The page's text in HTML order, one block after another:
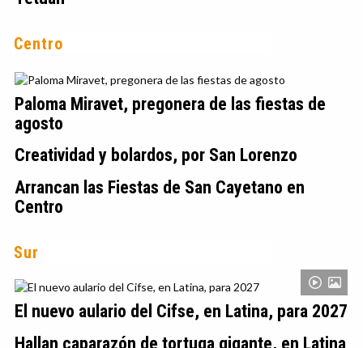
Centro
Paloma Miravet, pregonera de las fiestas de
agosto
Creatividad y bolardos, por San Lorenzo
Arrancan las Fiestas de San Cayetano en
Centro
Sur
El nuevo aulario del Cifse, en Latina, para 2027
Hallan caparazón de tortuga gigante, en Latina